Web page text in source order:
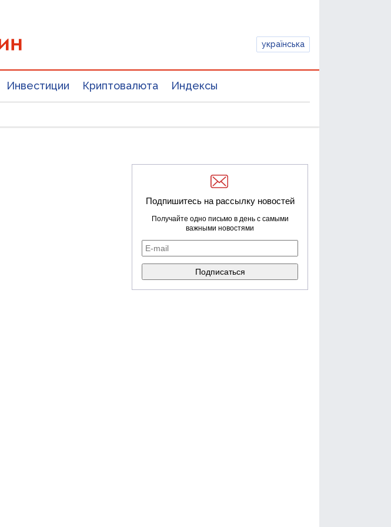
українська
Инвестиции Криптовалюта Индексы
Подпишитесь на рассылку новостей
Получайте одно письмо в день с самыми
важными новостями